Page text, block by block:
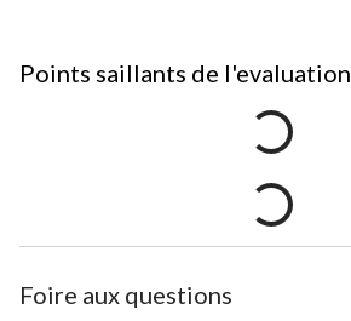
Points saillants de l'evaluation
Foire aux questions